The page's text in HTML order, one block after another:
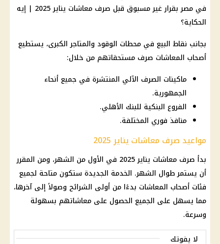
في مصر بقرار غير مسبوق قبل صرف معاشات يناير 2025 | إيه
الحكاية؟
بجانب نقاط البيع في محطات الوقود والمتاجر الكبرى، يستطيع
أصحاب المعاشات صرف مستحقاتهم من خلال:
ماكينات الصرف الآلي المنتشرة في جميع أنحاء
الجمهورية.
الفروع البنكية للبنك الأهلي.
منافذ فوري المختلفة.
مواعيد صرف معاشات يناير 2025
بدأ صرف معاشات يناير 2025
في الأول من الشهر، ومن المقرر
أن يستمر طوال الشهر. الخدمة الجديدة ستكون متاحة لجميع
فئات أصحاب المعاشات بدءًا من أولى الشرائح وصولاً إلى آخرها،
مما يسهل على الجميع الحصول على معاشاتهم بسهولة
وسرعة.
لا يفوتك